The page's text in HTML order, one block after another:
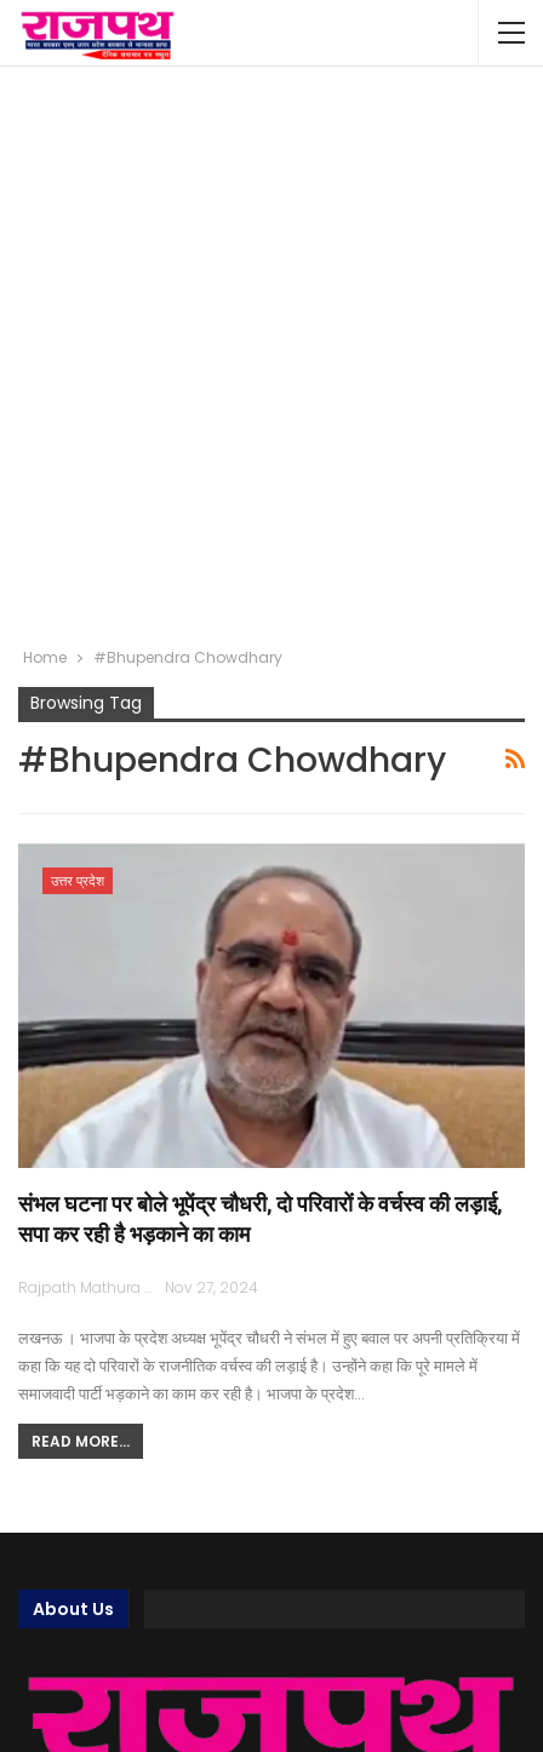
Home #Bhupendra Chowdhary
Browsing Tag
#Bhupendra Chowdhary
उत्तर प्रदेश
संभल घटना पर बोले भूपेंद्र चौधरी, दो परिवारों के वर्चस्व की लड़ाई,
सपा कर रही है भड़काने का काम
Rajpath Mathura Nov 27, 2024
लखनऊ । भाजपा के प्रदेश अध्यक्ष भूपेंद्र चौधरी ने संभल में हुए बवाल पर अपनी प्रतिक्रिया में
कहा कि यह दो परिवारों के राजनीतिक वर्चस्व की लड़ाई है। उन्होंने कहा कि पूरे मामले में
समाजवादी पार्टी भड़काने का काम कर रही है। भाजपा के प्रदेश…
READ MORE...
About Us